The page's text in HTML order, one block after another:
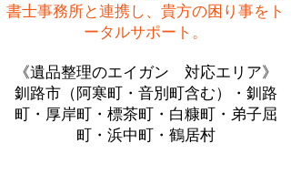
書士事務所と連携し、貴方の困り事をト
ータルサポート。
《遺品整理のエイガン 対応エリア》
釧路市（阿寒町・音別町含む）・釧路
町・厚岸町・標茶町・白糠町・弟子屈
町・浜中町・鶴居村